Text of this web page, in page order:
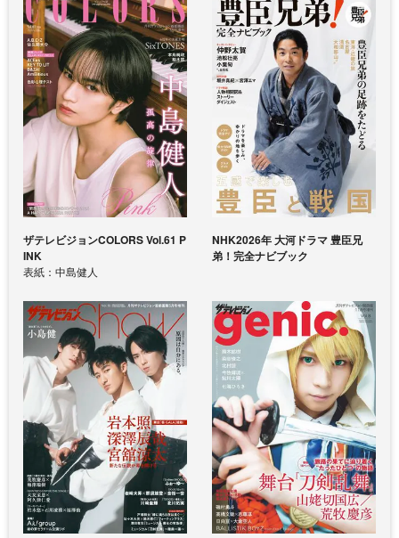
ザテレビジョンCOLORS Vol.61 P
INK
表紙：中島健人
NHK2026年 大河ドラマ 豊臣兄
弟！完全ナビブック